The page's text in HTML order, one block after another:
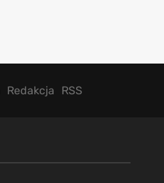
Redakcja RSS